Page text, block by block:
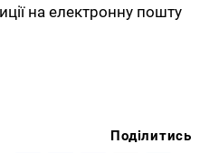
на електронну пошту
Поділитись